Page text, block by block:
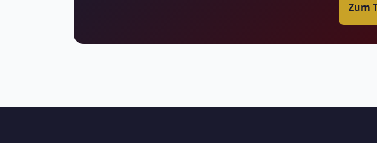
Zum